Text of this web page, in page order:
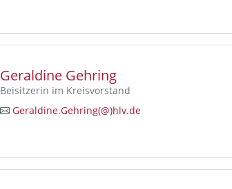
Geraldine Gehring
Beisitzerin im Kreisvorstand
Geraldine.Gehring(@)hlv.de